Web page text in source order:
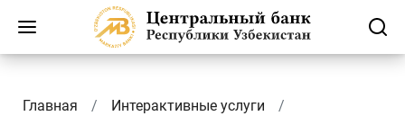
Главная Интерактивные услуги